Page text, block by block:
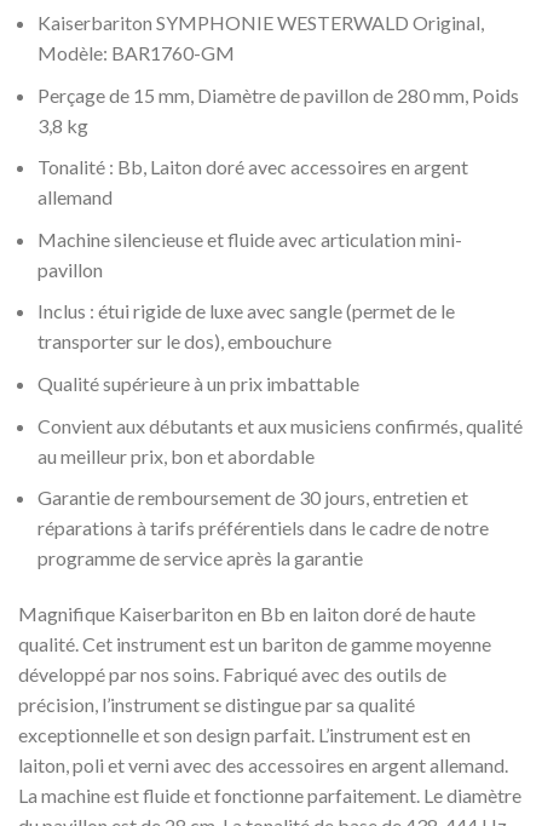
Kaiserbariton SYMPHONIE WESTERWALD Original,
Modèle: BAR1760-GM
Perçage de 15 mm, Diamètre de pavillon de 280 mm, Poids
3,8 kg
Tonalité : Bb, Laiton doré avec accessoires en argent
allemand
Machine silencieuse et fluide avec articulation mini-
pavillon
Inclus : étui rigide de luxe avec sangle (permet de le
transporter sur le dos), embouchure
Qualité supérieure à un prix imbattable
Convient aux débutants et aux musiciens confirmés, qualité
au meilleur prix, bon et abordable
Garantie de remboursement de 30 jours, entretien et
réparations à tarifs préférentiels dans le cadre de notre
programme de service après la garantie
Magnifique Kaiserbariton en Bb en laiton doré de haute
qualité. Cet instrument est un bariton de gamme moyenne
développé par nos soins. Fabriqué avec des outils de
précision, l’instrument se distingue par sa qualité
exceptionnelle et son design parfait. L’instrument est en
laiton, poli et verni avec des accessoires en argent allemand.
La machine est fluide et fonctionne parfaitement. Le diamètre